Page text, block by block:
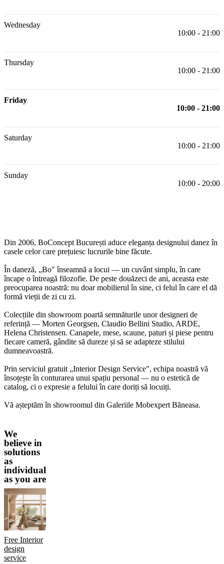
StatementBecome
and
Wednesday
10:00 - 21:00
Thursday
10:00 - 21:00
Friday
10:00 - 21:00
Saturday
10:00 - 21:00
Sunday
10:00 - 20:00
Din 2006, BoConcept București aduce eleganța designului danez în
casele celor care prețuiesc lucrurile bine făcute.
În daneză, „Bo" înseamnă a locui — un cuvânt simplu, în care
încape o întreagă filozofie. De peste douăzeci de ani, aceasta este
preocuparea noastră: nu doar mobilierul în sine, ci felul în care el dă
formă vieții de zi cu zi.
Colecțiile din showroom poartă semnăturile unor designeri de
referință — Morten Georgsen, Claudio Bellini Studio, ARDE,
Helena Christensen. Canapele, mese, scaune, paturi și piese pentru
fiecare cameră, gândite să dureze și să se adapteze stilului
dumneavoastră.
Prin serviciul gratuit „Interior Design Service", echipa noastră vă
însoțește în conturarea unui spațiu personal — nu o estetică de
catalog, ci o expresie a felului în care doriți să locuiți.
Vă așteptăm în showroomul din Galeriile Mobexpert Băneasa.
We
believe in
solutions
as
individual
as you are
Free Interior
design
service